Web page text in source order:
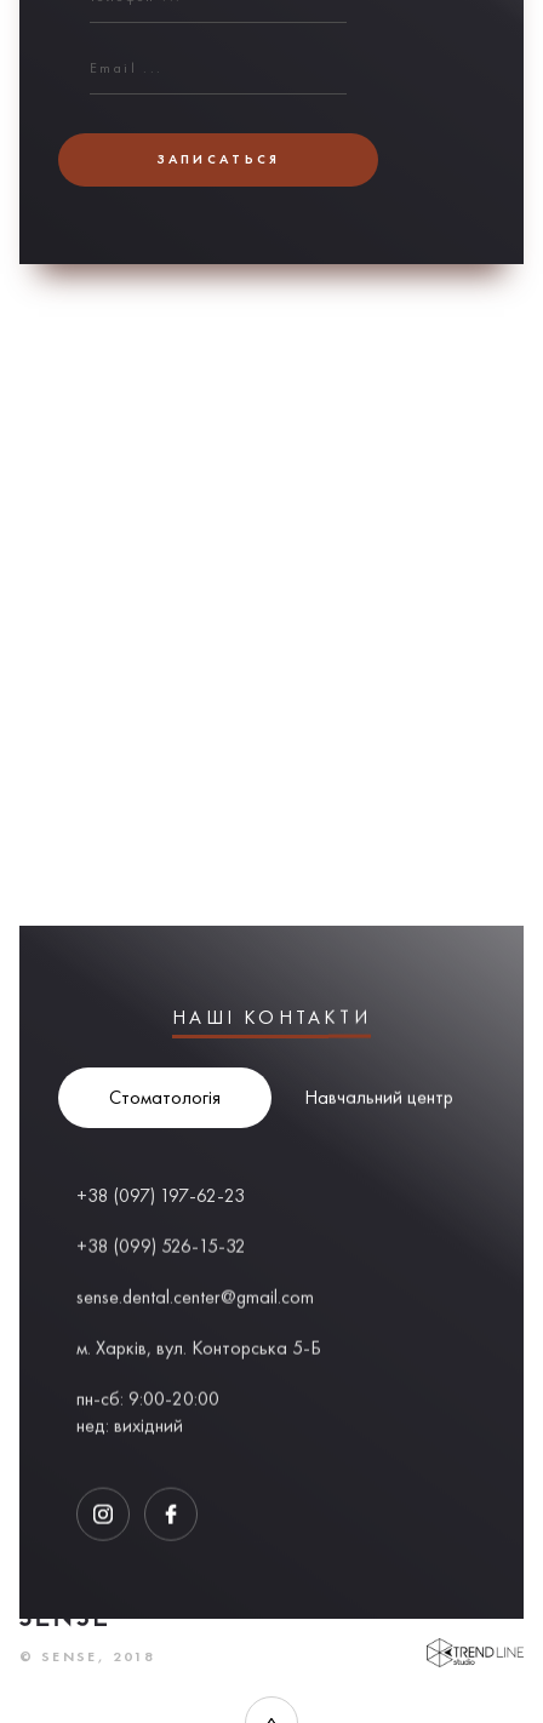
ЗАПИСАТЬСЯ
НАШІ КОНТАКТИ
Стоматологія Навчальний центр
+38 (097) 197-62-23
+38 (099) 526-15-32
sense.dental.center@gmail.com
м. Харків, вул. Конторська 5-Б
пн-сб: 9:00-20:00
нед: вихідний
© SENSE, 2018